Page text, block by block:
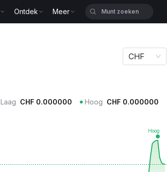
Ontdek Meer
CHF
Laag CHF 0.000000 Hoog CHF 0.000000